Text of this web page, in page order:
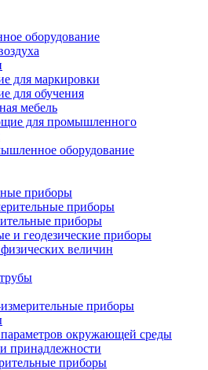
оборудование
для маркировки
для обучения
мебель
для промышленного
оборудование
приборы
приборы
приборы
и геодезические приборы
величин
приборы
окружающей среды
принадлежности
приборы